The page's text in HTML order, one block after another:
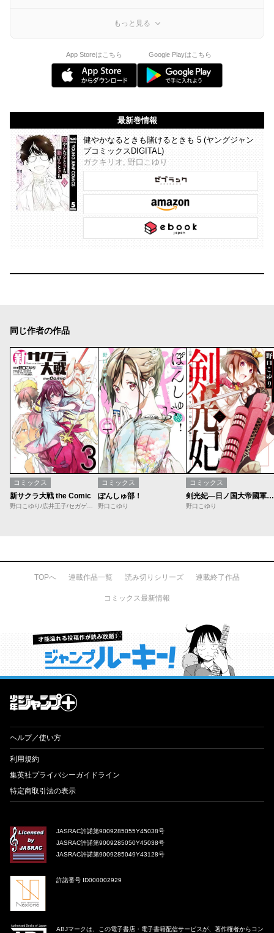
もっと見る
App Storeはこちら Google Playはこちら
最新巻情報
健やかなるときも賭けるときも 5 (ヤングジャン
プコミックスDIGITAL)
ガクキリオ, 野口こゆり
同じ作者の作品
コミックス
新サクラ大戦 the Comic
コミックス
ぽんしゅ部！
野口こゆり
コミックス
剣光妃―日ノ国大帝國軍くれない一騎当千隊―
野口こゆり
TOPへ 連載作品一覧 読み切りシリーズ 連載終了作品
コミックス最新情報
才能溢れる投稿作が読み放題！ ジャンプルーキー！
ヘルプ／使い方
利用規約
集英社プライバシーガイドライン
特定商取引法の表示
JASRAC許諾第9009285055Y45038号
JASRAC許諾第9009285050Y45038号
JASRAC許諾第9009285049Y43128号
許諾番号 ID000002929
ABJマークは、この電子書店・電子書籍配信サービスが、著作権者からコン